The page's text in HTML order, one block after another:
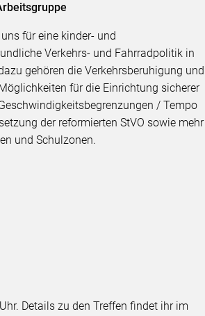
für eine kinder- und
Verkehrs- und Fahrradpolitik in
gehören die Verkehrsberuhigung und
für die Einrichtung sicherer
/ Tempo
der reformierten StVO sowie mehr
und Schulzonen.
Details zu den Treffen findet ihr im